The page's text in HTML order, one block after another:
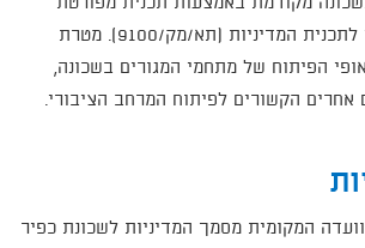
(תב"ע), שהיא המשך לתכנית המדיניות (תא/מק/9100). מטרת
הפיתוח של מתחמי המגורים בשכונה,
אחרים הקשורים לפיתוח המרחב הציבורי.
אושר בוועדה המקומית מסמך המדיניות לשכונת כפיר